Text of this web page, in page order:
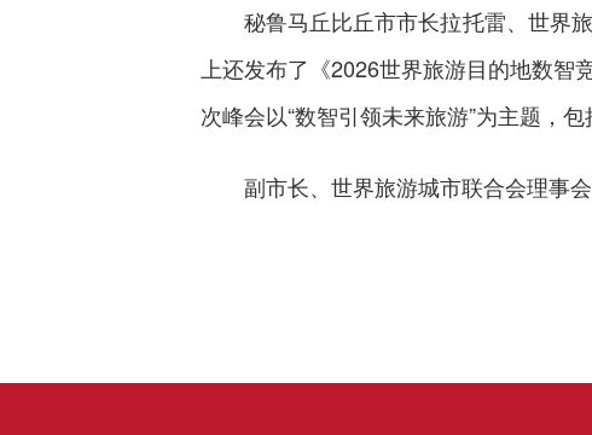
秘鲁马丘比丘市市长拉托雷、世界
上还发布了《2026世界旅游目的地数
次峰会以“数智引领未来旅游”为主题，
副市长、世界旅游城市联合会理事